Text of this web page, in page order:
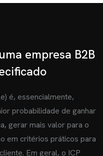
empresa B2B
é, essencialmente,
probabilidade de ganhar
gerar mais valor para o
em critérios práticos para
Em geral, o ICP